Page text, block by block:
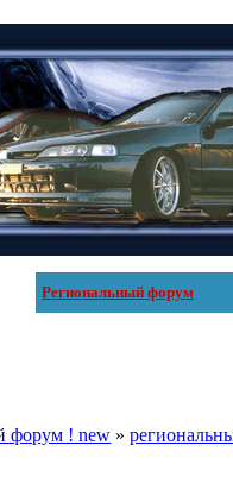
Региональный форум
форум ! new »